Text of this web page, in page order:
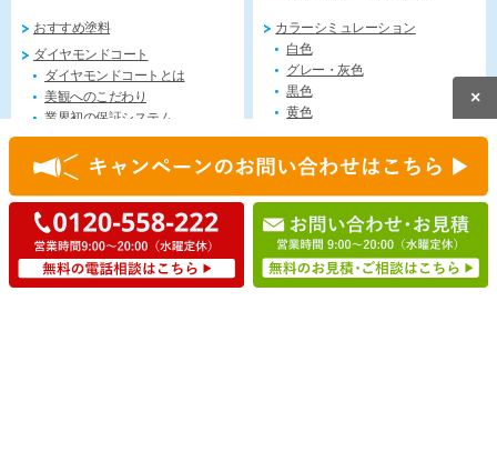
×
おすすめ塗料
ダイヤモンドコート
ダイヤモンドコートとは
美観へのこだわり
業界初の保証システム
ダイヤモンドコート店会・会長
カラーシミュレーション
白色
グレー・灰色
黒色
黄色
アイボリー
ベージュ
クリーム
橙色（オレンジ）
赤色
マゼンタ
紫色（バイオレット）
青色